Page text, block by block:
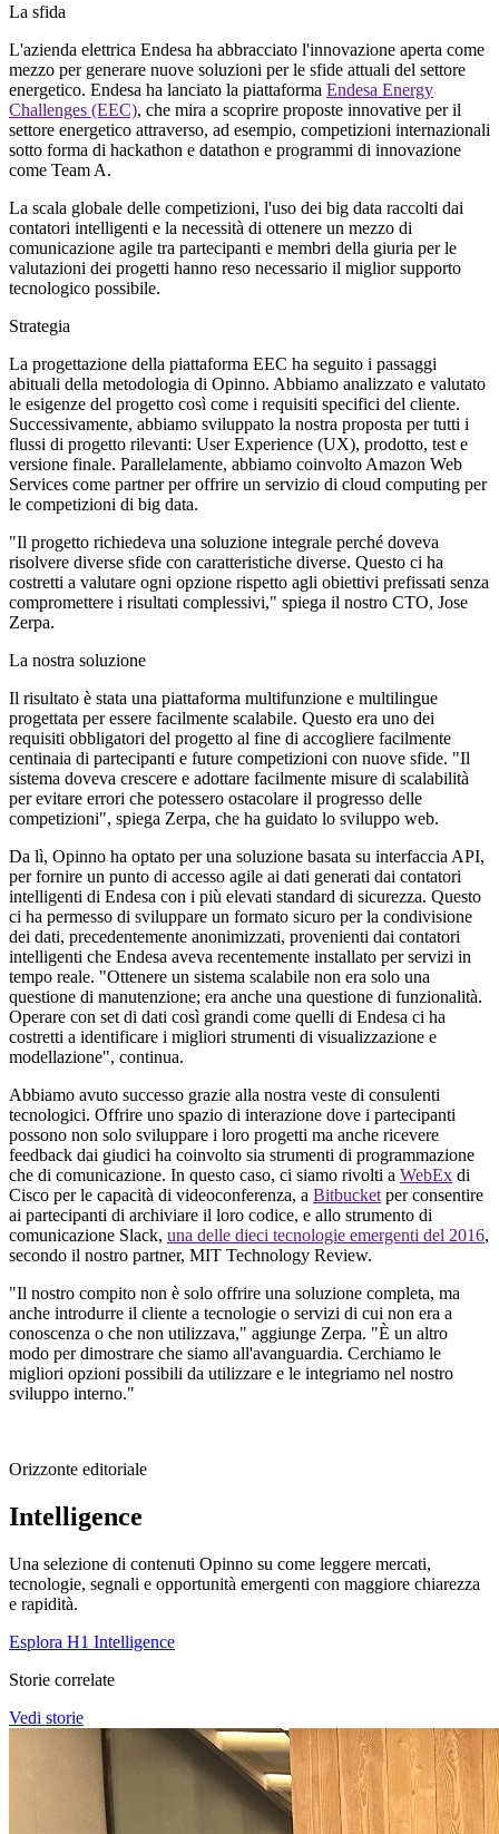
La sfida
L'azienda elettrica Endesa ha abbracciato l'innovazione aperta come
mezzo per generare nuove soluzioni per le sfide attuali del settore
energetico. Endesa ha lanciato la piattaforma Endesa Energy
Challenges (EEC), che mira a scoprire proposte innovative per il
settore energetico attraverso, ad esempio, competizioni internazionali
sotto forma di hackathon e datathon e programmi di innovazione
come Team A.
La scala globale delle competizioni, l'uso dei big data raccolti dai
contatori intelligenti e la necessità di ottenere un mezzo di
comunicazione agile tra partecipanti e membri della giuria per le
valutazioni dei progetti hanno reso necessario il miglior supporto
tecnologico possibile.
Strategia
La progettazione della piattaforma EEC ha seguito i passaggi
abituali della metodologia di Opinno. Abbiamo analizzato e valutato
le esigenze del progetto così come i requisiti specifici del cliente.
Successivamente, abbiamo sviluppato la nostra proposta per tutti i
flussi di progetto rilevanti: User Experience (UX), prodotto, test e
versione finale. Parallelamente, abbiamo coinvolto Amazon Web
Services come partner per offrire un servizio di cloud computing per
le competizioni di big data.
"Il progetto richiedeva una soluzione integrale perché doveva
risolvere diverse sfide con caratteristiche diverse. Questo ci ha
costretti a valutare ogni opzione rispetto agli obiettivi prefissati senza
compromettere i risultati complessivi," spiega il nostro CTO, Jose
Zerpa.
La nostra soluzione
Il risultato è stata una piattaforma multifunzione e multilingue
progettata per essere facilmente scalabile. Questo era uno dei
requisiti obbligatori del progetto al fine di accogliere facilmente
centinaia di partecipanti e future competizioni con nuove sfide. "Il
sistema doveva crescere e adottare facilmente misure di scalabilità
per evitare errori che potessero ostacolare il progresso delle
competizioni", spiega Zerpa, che ha guidato lo sviluppo web.
Da lì, Opinno ha optato per una soluzione basata su interfaccia API,
per fornire un punto di accesso agile ai dati generati dai contatori
intelligenti di Endesa con i più elevati standard di sicurezza. Questo
ci ha permesso di sviluppare un formato sicuro per la condivisione
dei dati, precedentemente anonimizzati, provenienti dai contatori
intelligenti che Endesa aveva recentemente installato per servizi in
tempo reale. "Ottenere un sistema scalabile non era solo una
questione di manutenzione; era anche una questione di funzionalità.
Operare con set di dati così grandi come quelli di Endesa ci ha
costretti a identificare i migliori strumenti di visualizzazione e
modellazione", continua.
Abbiamo avuto successo grazie alla nostra veste di consulenti
tecnologici. Offrire uno spazio di interazione dove i partecipanti
possono non solo sviluppare i loro progetti ma anche ricevere
feedback dai giudici ha coinvolto sia strumenti di programmazione
che di comunicazione. In questo caso, ci siamo rivolti a WebEx di
Cisco per le capacità di videoconferenza, a Bitbucket per consentire
ai partecipanti di archiviare il loro codice, e allo strumento di
comunicazione Slack, una delle dieci tecnologie emergenti del 2016,
secondo il nostro partner, MIT Technology Review.
"Il nostro compito non è solo offrire una soluzione completa, ma
anche introdurre il cliente a tecnologie o servizi di cui non era a
conoscenza o che non utilizzava," aggiunge Zerpa. "È un altro
modo per dimostrare che siamo all'avanguardia. Cerchiamo le
migliori opzioni possibili da utilizzare e le integriamo nel nostro
sviluppo interno."
Orizzonte editoriale
Intelligence
Una selezione di contenuti Opinno su come leggere mercati,
tecnologie, segnali e opportunità emergenti con maggiore chiarezza
e rapidità.
Esplora H1 Intelligence
Storie correlate
Vedi storie